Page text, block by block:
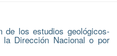
de los estudios geológicos-
Dirección Nacional o por